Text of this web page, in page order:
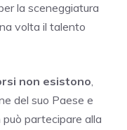
la sceneggiatura
volta il talento
non esistono,
del suo Paese e
partecipare alla